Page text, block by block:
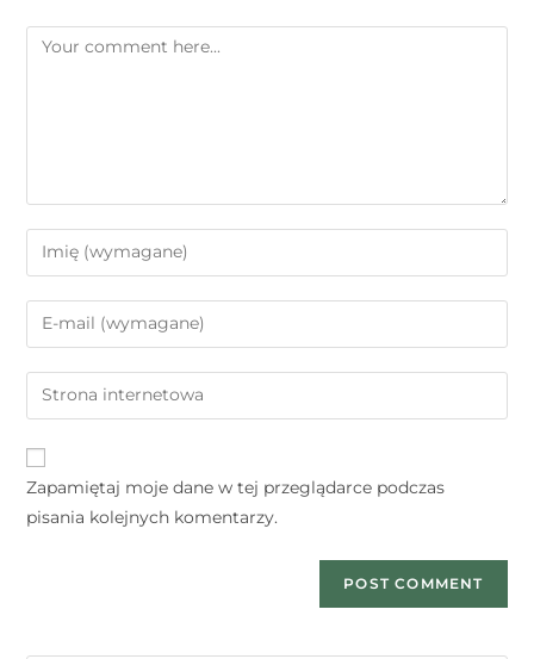
Zapamiętaj moje dane w tej przeglądarce podczas
pisania kolejnych komentarzy.